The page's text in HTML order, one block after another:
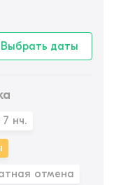
Выбрать даты
нч.
отмена